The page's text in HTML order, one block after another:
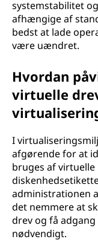
systemstabilitet
afhængige af
bedst at lade
være uændret.
Hvordan
virtuelle
I
afgørende for at
bruges af virtuelle
administrationen
det nemmere at
drev og få
nødvendigt.